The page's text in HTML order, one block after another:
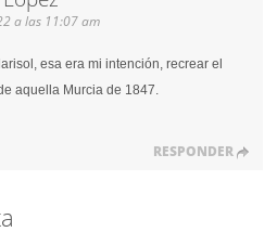
a las 11:07 am
esa era mi intención, recrear el
aquella Murcia de 1847.
RESPONDER